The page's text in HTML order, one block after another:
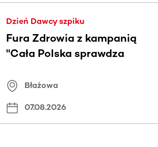
Dzień Dawcy szpiku
Fura Zdrowia z kampanią
"Cała Polska sprawdza
Błażowa
07.08.2026